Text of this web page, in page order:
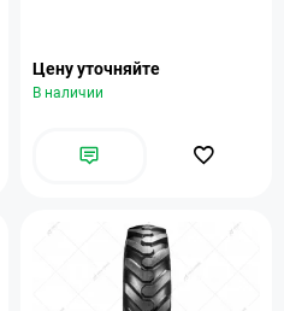
Цену уточняйте
В наличии